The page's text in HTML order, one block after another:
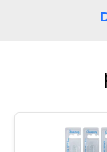
CITATION